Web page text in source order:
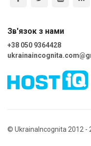
Зв'язок з нами
+38 050 9364428
© UkrainaIncognita 2012 -